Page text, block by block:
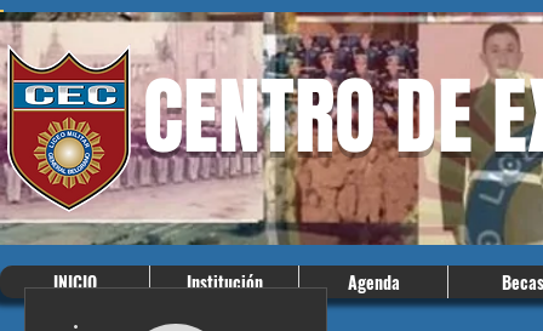
CENTRO DE
INICIO Institución Agenda Becas